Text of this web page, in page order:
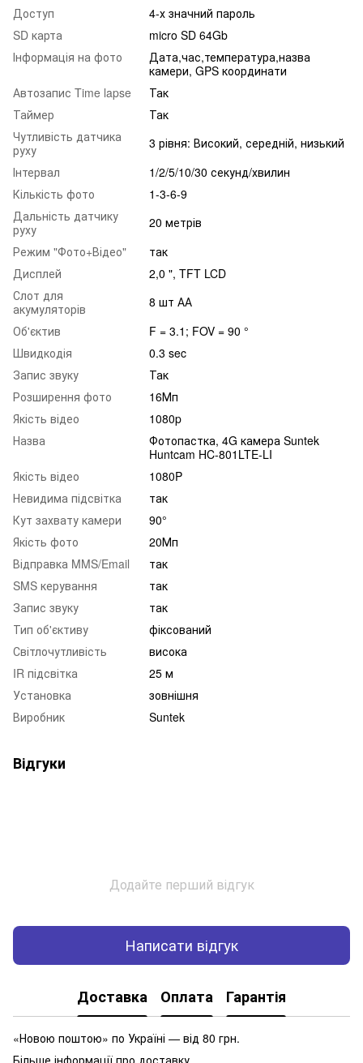
Доступ
4-х значний пароль
SD карта
micro SD 64Gb
Інформація на фото
Дата,час,температура,назва
камери, GPS координати
Автозапис Time lapse
Так
Таймер
Так
Чутливість датчика
руху
3 рівня: Високий, середній, низький
Інтервал
1/2/5/10/30 секунд/хвилин
Кількість фото
1-3-6-9
Дальність датчику
руху
20 метрів
Режим "Фото+Відео"
так
Дисплей
2,0 ", TFT LCD
Слот для
акумуляторів
8 шт АА
Об'єктив
F = 3.1; FOV = 90 °
Швидкодія
0.3 sec
Запис звуку
Так
Розширення фото
16Мп
Якість відео
1080p
Назва
Фотопастка, 4G камера Suntek
Huntcam HC-801LTE-LI
Якість відео
1080P
Невидима підсвітка
так
Кут захвату камери
90°
Якість фото
20Мп
Відправка MMS/Email
так
SMS керування
так
Запис звуку
так
Тип об'єктиву
фіксований
Світлочутливість
висока
IR підсвітка
25 м
Установка
зовнішня
Виробник
Suntek
Відгуки
Додайте перший відгук
Написати відгук
Доставка Оплата Гарантія
«Новою поштою» по Україні — від 80 грн.
Більше інформації про доставку